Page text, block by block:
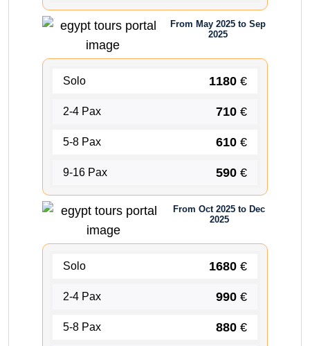
From May 2025 to Sep
2025
Solo 1180 €
2-4 Pax 710 €
5-8 Pax 610 €
9-16 Pax 590 €
From Oct 2025 to Dec
2025
Solo 1680 €
2-4 Pax 990 €
5-8 Pax 880 €